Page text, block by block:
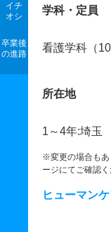
イチ
オシ
卒業後
の進路
学科・定員
看護学科（
所在地
1～4年:埼玉
※変更の場合もあ
ージにてご確認く
ヒューマン